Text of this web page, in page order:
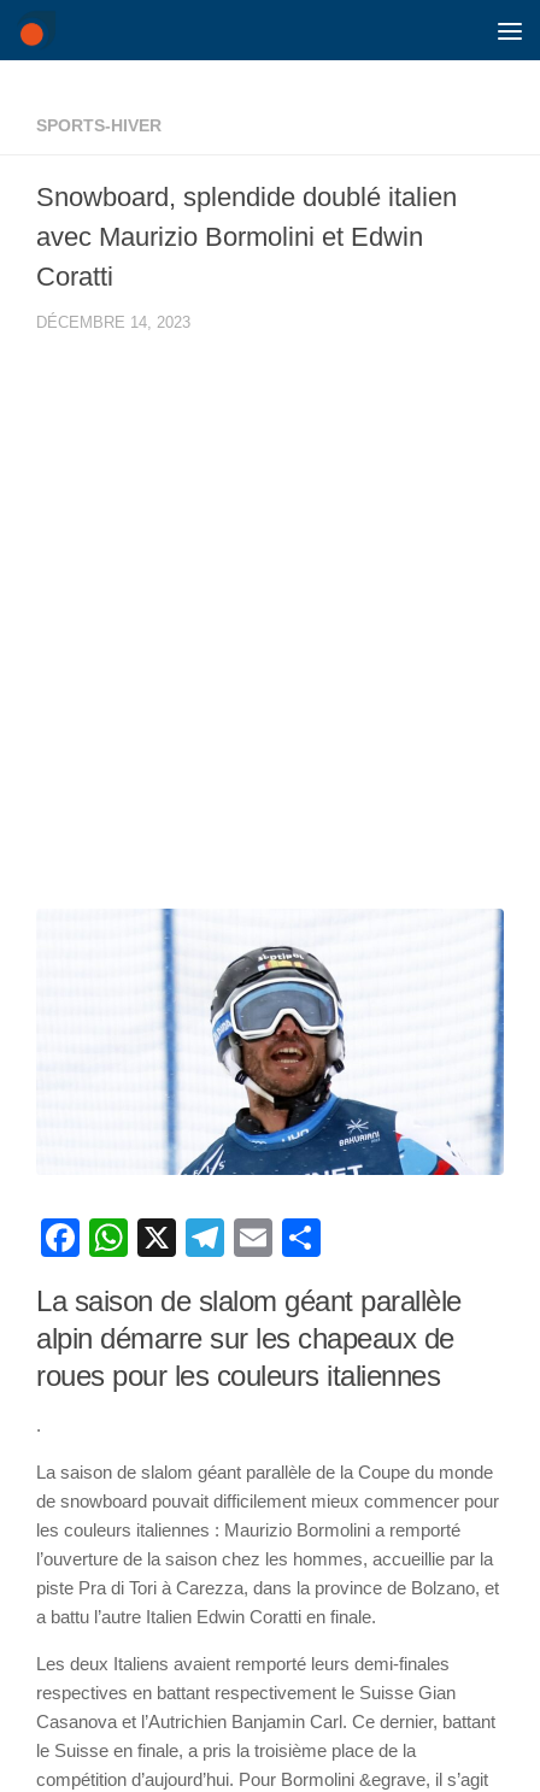
Skip to content
SPORTS-HIVER
Snowboard, splendide doublé italien
avec Maurizio Bormolini et Edwin
Coratti
DÉCEMBRE 14, 2023
Facebook
WhatsApp
X Telegram
Email
La saison de slalom géant parallèle
alpin démarre sur les chapeaux de
roues pour les couleurs italiennes
.
La saison de slalom géant parallèle de la Coupe du monde
de snowboard pouvait difficilement mieux commencer pour
les couleurs italiennes : Maurizio Bormolini a remporté
l’ouverture de la saison chez les hommes, accueillie par la
piste Pra di Tori à Carezza, dans la province de Bolzano, et
a battu l’autre Italien Edwin Coratti en finale.
Les deux Italiens avaient remporté leurs demi-finales
respectives en battant respectivement le Suisse Gian
Casanova et l’Autrichien Banjamin Carl. Ce dernier, battant
le Suisse en finale, a pris la troisième place de la
compétition d’aujourd’hui. Pour Bormolini &egrave, il s’agit